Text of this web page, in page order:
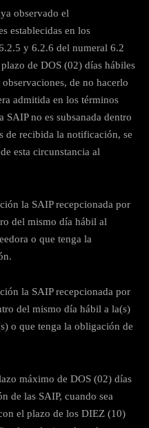
observado el
establecidas en los
y 6.2.6 del numeral 6.2
de DOS (02) días hábiles
de no hacerlo
admitida en los términos
no es subsanada dentro
de recibida la notificación, se
esta circunstancia al
la SAIP recepcionada por
del mismo día hábil al
o que tenga la
la SAIP recepcionada por
del mismo día hábil a la(s)
o que tenga la obligación de
máximo de DOS (02) días
de las SAIP, cuando sea
el plazo de los DIEZ (10)